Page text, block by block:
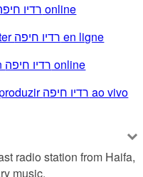
Listen רדיו חיפה online
Ecouter רדיו חיפה en ligne
Hören רדיו חיפה online
Reproduzir רדיו חיפה ao vivo
radio station from Haifa,
music.